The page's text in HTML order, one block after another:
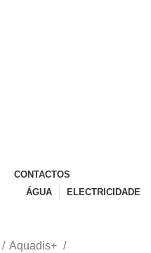
CONTACTOS
ÁGUA
ELECTRICIDADE
Aquadis+